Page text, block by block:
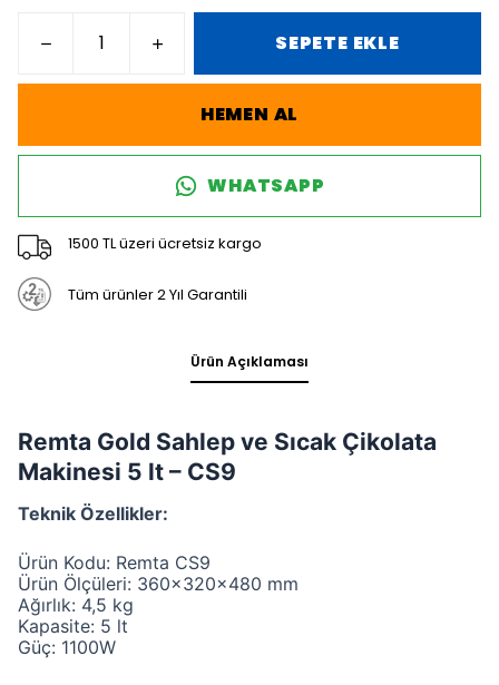
SEPETE EKLE
HEMEN AL
WHATSAPP
1500 TL üzeri ücretsiz kargo
Tüm ürünler 2 Yıl Garantili
Ürün Açıklaması
Remta Gold Sahlep ve Sıcak Çikolata
Makinesi 5 lt – CS9
Teknik Özellikler:
Ürün Kodu: Remta CS9
Ürün Ölçüleri: 360x320x480 mm
Ağırlık: 4,5 kg
Kapasite: 5 lt
Güç: 1100W